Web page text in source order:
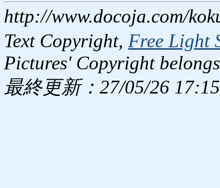
http://www.docoja.com/
Text Copyright, Free Light
Pictures' Copyright
最終更新：27/05/26 17:15